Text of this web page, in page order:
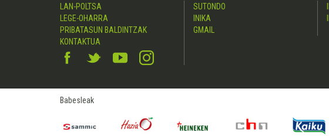
LAN-POLTSA
LEGE-OHARRA
PRIBATASUN BALDINTZAK
KONTAKTUA
SUTONDO
INIKA
GMAIL
Babesleak